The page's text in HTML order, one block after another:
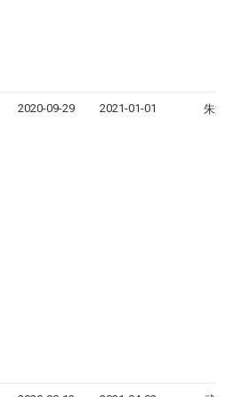
2020-09-29 2021-01-01 朱海